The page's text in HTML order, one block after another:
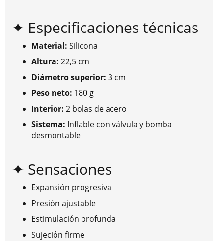
✦ Especificaciones técnicas
Material: Silicona
Altura: 22,5 cm
Diámetro superior: 3 cm
Peso neto: 180 g
Interior: 2 bolas de acero
Sistema: Inflable con válvula y bomba
desmontable
✦ Sensaciones
Expansión progresiva
Presión ajustable
Estimulación profunda
Sujeción firme